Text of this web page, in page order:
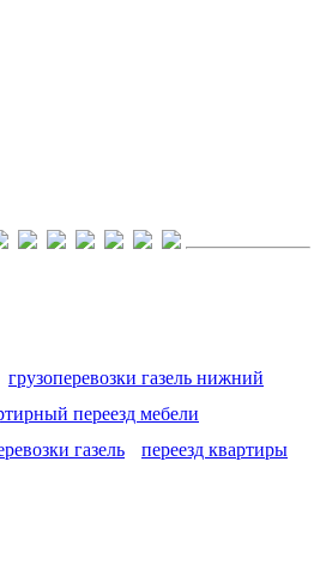
грузоперевозки газель нижний
переезд мебели
газель переезд квартиры